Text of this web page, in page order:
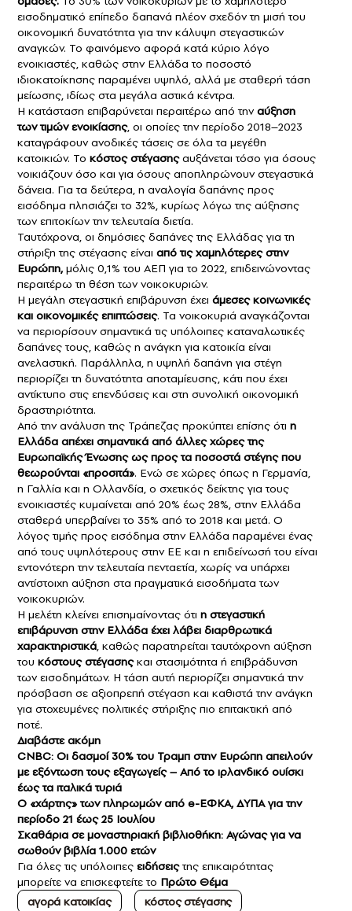
εισοδηματικό επίπεδο δαπανά πλέον σχεδόν τη μισή του
οικονομική δυνατότητα για την κάλυψη στεγαστικών
αναγκών. Το φαινόμενο αφορά κατά κύριο λόγο
ενοικιαστές, καθώς στην Ελλάδα το ποσοστό
ιδιοκατοίκησης παραμένει υψηλό, αλλά με σταθερή τάση
μείωσης, ιδίως στα μεγάλα αστικά κέντρα.
Η κατάσταση επιβαρύνεται περαιτέρω από τηναύξηση
των τιμών ενοικίασης, οι οποίες την περίοδο 2018–2023
καταγράφουν ανοδικές τάσεις σε όλα τα μεγέθη
κατοικιών. Το κόστος στέγασηςαυξάνεται τόσο για όσους
νοικιάζουν όσο και για όσους αποπληρώνουν στεγαστικά
δάνεια. Για τα δεύτερα, η αναλογία δαπάνης προς
εισόδημα πλησιάζει το 32%, κυρίως λόγω της αύξησης
των επιτοκίων την τελευταία διετία.
Ταυτόχρονα, οι δημόσιες δαπάνες της Ελλάδας για τη
στήριξη της στέγασης είναι από τις χαμηλότερες στην
Ευρώπη,μόλις 0,1% του ΑΕΠ για το 2022, επιδεινώνοντας
περαιτέρω τη θέση των νοικοκυριών.
Η μεγάλη στεγαστική επιβάρυνση έχει άμεσες κοινωνικές
και οικονομικές επιπτώσεις. Τα νοικοκυριά αναγκάζονται
να περιορίσουν σημαντικά τις υπόλοιπες καταναλωτικές
δαπάνες τους, καθώς η ανάγκη για κατοικία είναι
ανελαστική. Παράλληλα, η υψηλή δαπάνη για στέγη
περιορίζει τη δυνατότητα αποταμίευσης, κάτι που έχει
αντίκτυπο στις επενδύσεις και στη συνολική οικονομική
δραστηριότητα.
Από την ανάλυση της Τράπεζας προκύπτει επίσης ότι η
Ελλάδα απέχει σημαντικά από άλλες χώρες της
Ευρωπαϊκής Ένωσης ως προς τα ποσοστά στέγης που
θεωρούνται «προσιτά». Ενώ σε χώρες όπως η Γερμανία,
η Γαλλία και η Ολλανδία, ο σχετικός δείκτης για τους
ενοικιαστές κυμαίνεται από 20% έως 28%, στην Ελλάδα
σταθερά υπερβαίνει το 35% από το 2018 και μετά. Ο
λόγος τιμής προς εισόδημα στην Ελλάδα παραμένει ένας
από τους υψηλότερους στην ΕΕ και η επιδείνωσή του είναι
εντονότερη την τελευταία πενταετία, χωρίς να υπάρχει
αντίστοιχη αύξηση στα πραγματικά εισοδήματα των
νοικοκυριών.
Η μελέτη κλείνει επισημαίνοντας ότι η στεγαστική
επιβάρυνση στην Ελλάδα έχει λάβει διαρθρωτικά
χαρακτηριστικά, καθώς παρατηρείται ταυτόχρονη αύξηση
του κόστους στέγασηςκαι στασιμότητα ή επιβράδυνση
των εισοδημάτων. Η τάση αυτή περιορίζει σημαντικά την
πρόσβαση σε αξιοπρεπή στέγαση και καθιστά την ανάγκη
για στοχευμένες πολιτικές στήριξης πιο επιτακτική από
ποτέ.
Διαβάστε ακόμη
CNBC: Οι δασμοί 30% του Τραμπ στην Ευρώπη απειλούν
με εξόντωση τους εξαγωγείς – Από το ιρλανδικό ουίσκι
έως τα ιταλικά τυριά
Ο «χάρτης» των πληρωμών από e-ΕΦΚΑ, ΔΥΠΑ για την
περίοδο 21 έως 25 Ιουλίου
Σκαθάρια σε μοναστηριακή βιβλιοθήκη: Αγώνας για να
σωθούν βιβλία 1.000 ετών
Για όλες τις υπόλοιπες ειδήσειςτης επικαιρότητας
μπορείτε να επισκεφτείτε το Πρώτο Θέμα
αγορά κατοικίας
κόστος στέγασης